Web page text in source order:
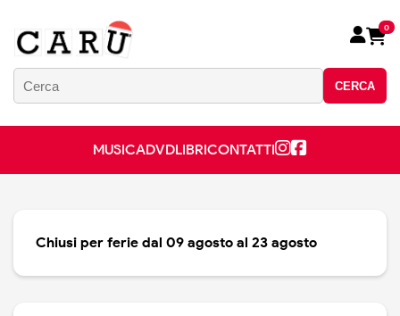
CERCA
0
MUSICADVDLIBRICONTATTI
Chiusi per ferie dal 09 agosto al 23 agosto